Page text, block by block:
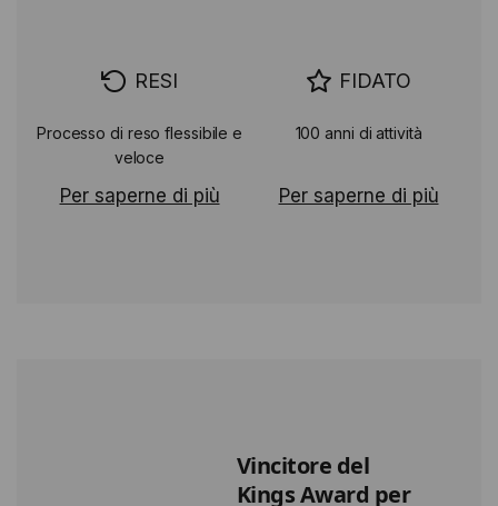
RESI
Processo di reso flessibile e
veloce
Per saperne di più
FIDATO
100 anni di attività
Per saperne di più
Vincitore del
Kings Award per